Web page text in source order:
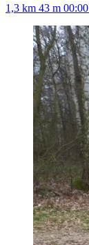
1,3 km 43 m